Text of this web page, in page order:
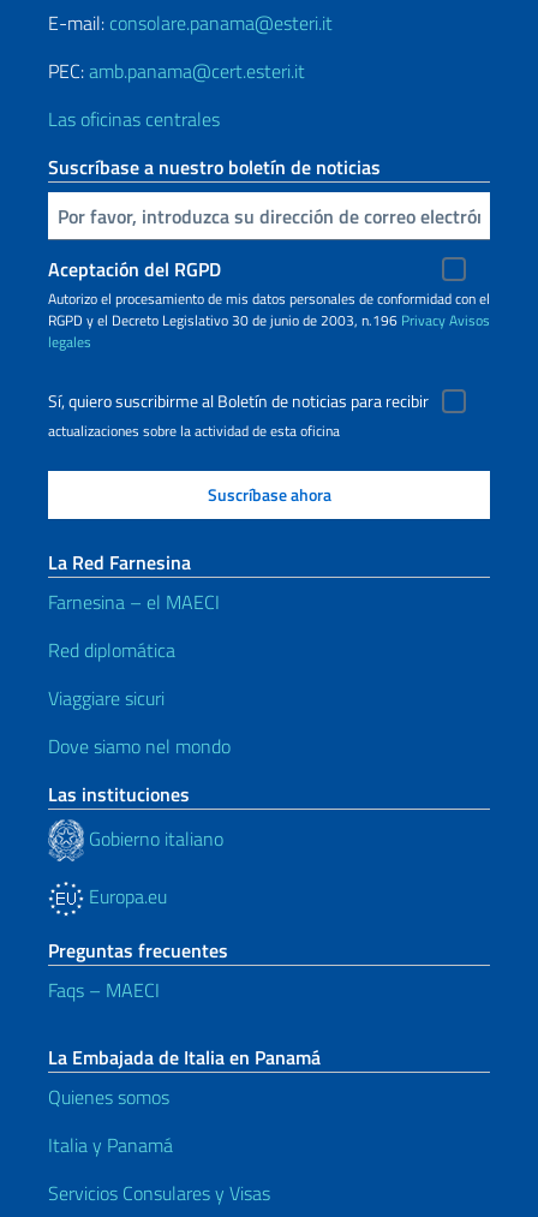
E-mail: consolare.panama@esteri.it
PEC:amb.panama@cert.esteri.it
Las oficinas centrales
Suscríbase a nuestro boletín de noticias
Inserta tu correo electronico
Aceptación del RGPD
Autorizo ​​el procesamiento de mis datos personales de conformidad con el
RGPD y el Decreto Legislativo 30 de junio de 2003, n.196 PrivacyAvisos
legales
Sí, quiero suscribirme al Boletín de noticias para recibir
actualizaciones sobre la actividad de esta oficina
La Red Farnesina
Farnesina – el MAECI
Red diplomática
Viaggiare sicuri
Dove siamo nel mondo
Las instituciones
Gobierno italiano
Europa.eu
Preguntas frecuentes
Faqs – MAECI
La Embajada de Italia en Panamá
Quienes somos
Italia y Panamá
Servicios Consulares y Visas